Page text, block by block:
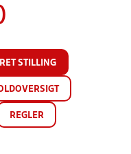
STILLING
REGLER